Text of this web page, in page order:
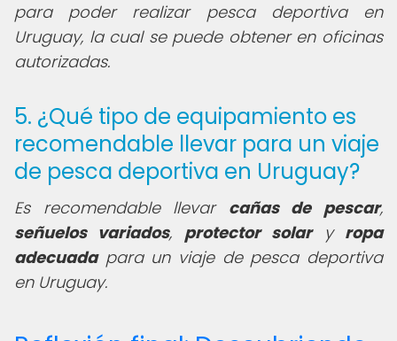
para poder realizar pesca deportiva en
Uruguay, la cual se puede obtener en oficinas
autorizadas.
5. ¿Qué tipo de equipamiento es
recomendable llevar para un viaje
de pesca deportiva en Uruguay?
Es recomendable llevar cañas de pescar,
señuelos variados, protector solary ropa
adecuadapara un viaje de pesca deportiva
en Uruguay.